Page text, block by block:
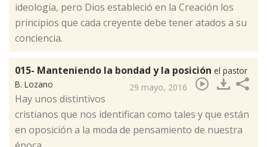
ideología, pero Dios estableció en la Creación los
principios que cada creyente debe tener atados a su
conciencia.​
015- Manteniendo la bondad y la posición el pastor
B. Lozano
29 mayo, 2016
Hay unos distintivos
cristianos que nos identifican como tales y que están
en oposición a la moda de pensamiento de nuestra